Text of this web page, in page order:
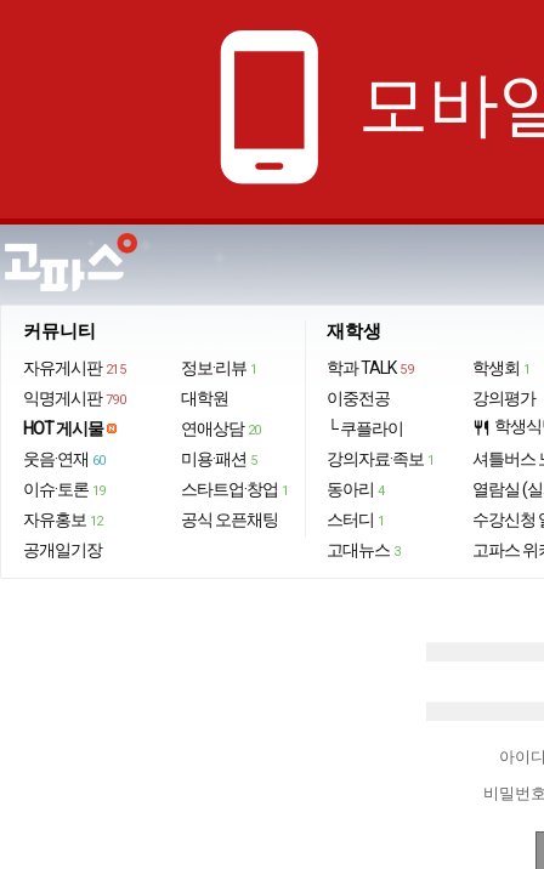
phone_android 모바
커뮤니티
자유게시판 215
익명게시판 790
HOT 게시물
웃음·연재 60
이슈·토론 19
자유홍보 12
공개일기장
정보·리뷰 1
대학원
연애상담 20
미용·패션 5
스타트업·창업 1
공식 오픈채팅
재학생
학과 TALK 59
이중전공
└ 쿠플라이
강의자료·족보 1
동아리 4
스터디 1
고대뉴스 3
학생회 1
강의평가
restaurant 학생
셔틀버스
열람실 (
수강신청
고파스 위
아이
비밀번